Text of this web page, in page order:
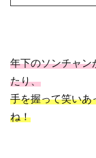
年下のソンチャン
たり、
手を握って笑いあ
ね！